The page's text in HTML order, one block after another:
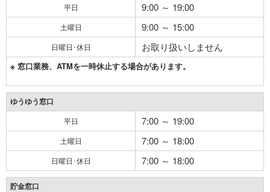
平日 9:00 ～ 19:00
土曜日 9:00 ～ 15:00
日曜日･休日 お取り扱いしません
※ 窓口業務、ATMを一時休止する場合があります。
ゆうゆう窓口
平日 7:00 ～ 19:00
土曜日 7:00 ～ 18:00
日曜日･休日 7:00 ～ 18:00
貯金窓口